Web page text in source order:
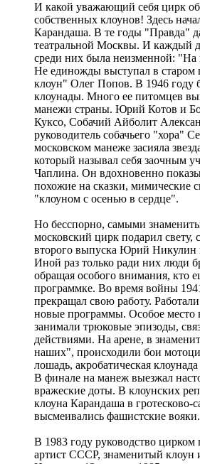
И какой уважающий себя цирк
собственных клоунов! Здесь
Карандаша. В те годы "Правда"
театральной Москвы. И каждый
среди них была неизменной:
Не единожды выступал в старом
клоун" Олег Попов. В 1946 году
клоунады. Много ее питомцев
манежи страны. Юрий Котов и
Куксо, Собачий Айболит
руководитель собачьего "хора"
московском манеже засияла
который называл себя заочным
Чаплина. Он вдохновенно
похожие на сказки, мимические
"клоуном с осенью в сердце".
Но бесспорно, самыми
московский цирк подарил свету,
второго выпуска Юрий
Иной раз только ради них люди
обращая особого внимания, кто
программке. Во время войны
прекращал свою работу.
новые программы. Особое место
занимали трюковые эпизоды,
действиями. На арене, в
наших", происходили бои
лошадь, акробатическая
В финале на манеж выезжал
вражеские доты. В клоунских
клоуна Карандаша в гротесково-
высмеивались фашистские вояки.
В 1983 году руководство
артист СССР, знаменитый клоун